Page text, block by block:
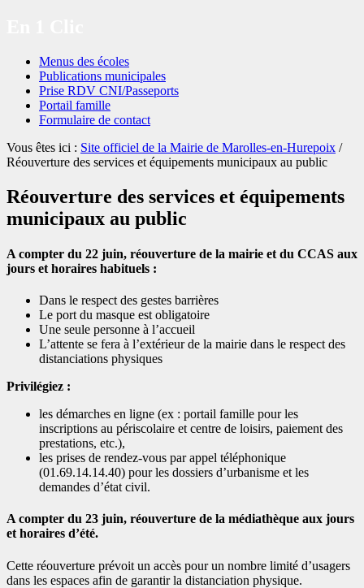
Menus des écoles
Publications municipales
Prise RDV CNI/Passeports
Portail famille
Formulaire de contact
Vous êtes ici : Site officiel de la Mairie de Marolles-en-Hurepoix /
Réouverture des services et équipements municipaux au public
Réouverture des services et équipements
municipaux au public
A compter du 22 juin, réouverture de la mairie et du CCAS aux
jours et horaires habituels :
Dans le respect des gestes barrières
Le port du masque est obligatoire
Une seule personne à l’accueil
L’attente se fera à l’extérieur de la mairie dans le respect des
distanciations physiques
Privilégiez :
les démarches en ligne (ex : portail famille pour les
inscriptions au périscolaire et centre de loisirs, paiement des
prestations, etc.),
les prises de rendez-vous par appel téléphonique
(01.69.14.14.40) pour les dossiers d’urbanisme et les
demandes d’état civil.
A compter du 23 juin, réouverture de la médiathèque aux jours
et horaires d’été.
Cette réouverture prévoit un accès pour un nombre limité d’usagers
dans les espaces afin de garantir la distanciation physique.